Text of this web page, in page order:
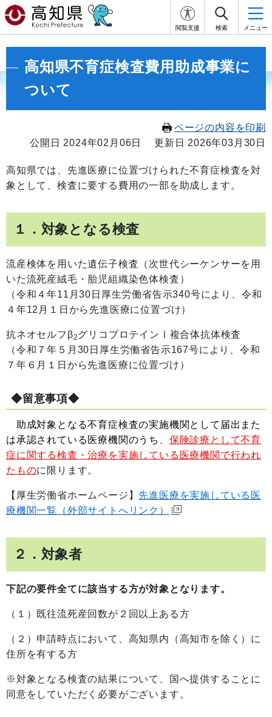
閲覧支援 検索 メニュー
高知県不育症検査費用助成事業に
ついて
ページの内容を印刷
公開日 2024年02月06日
更新日 2026年03月30日
高知県では、先進医療に位置づけられた不育症検査を対
象として、検査に要する費用の一部を助成します。
１．対象となる検査
流産検体を用いた遺伝子検査（次世代シーケンサーを用
いた流死産絨毛・胎児組織染色体検査）
（令和４年11月30日厚生労働省告示340号により、令和
４年12月１日から先進医療に位置づけ）
抗ネオセルフβ2グリコプロテインⅠ複合体抗体検査
（令和７年５月30日厚生労働省告示167号により、令和
７年６月１日から先進医療に位置づけ）
◆留意事項◆
助成対象となる不育症検査の実施機関として届出また
は承認されている医療機関のうち
保険診療として不育
症に関する検査・治療を実施している医療機関で行われ
たものに限ります。
【厚生労働省ホームページ】 先進医療を実施している医
療機関一覧（外部サイトへリンク）
２．対象者
下記の要件全てに該当する方が対象となります。
（１）既往流死産回数が２回以上ある方
（２）申請時点において、高知県内（高知市を除く）に
住所を有する方
※対象となる検査の結果について、国へ提供することに
同意をしていただく必要がございます。